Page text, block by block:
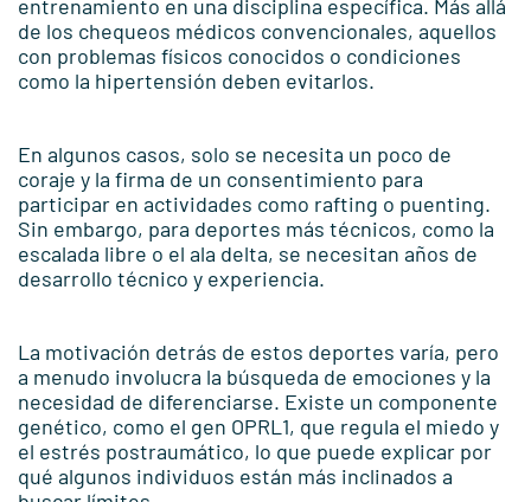
entrenamiento en una disciplina específica. Más allá
de los chequeos médicos convencionales, aquellos
con problemas físicos conocidos o condiciones
como la hipertensión deben evitarlos.
En algunos casos, solo se necesita un poco de
coraje y la firma de un consentimiento para
participar en actividades como rafting o puenting.
Sin embargo, para deportes más técnicos, como la
escalada libre o el ala delta, se necesitan años de
desarrollo técnico y experiencia.
La motivación detrás de estos deportes varía, pero
a menudo involucra la búsqueda de emociones y la
necesidad de diferenciarse. Existe un componente
genético, como el gen OPRL1, que regula el miedo y
el estrés postraumático, lo que puede explicar por
qué algunos individuos están más inclinados a